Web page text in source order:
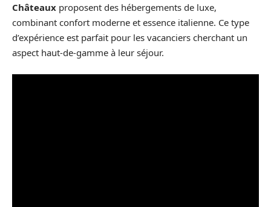
Châteaux proposent des hébergements de luxe,
combinant confort moderne et essence italienne. Ce type
d’expérience est parfait pour les vacanciers cherchant un
aspect haut-de-gamme à leur séjour.